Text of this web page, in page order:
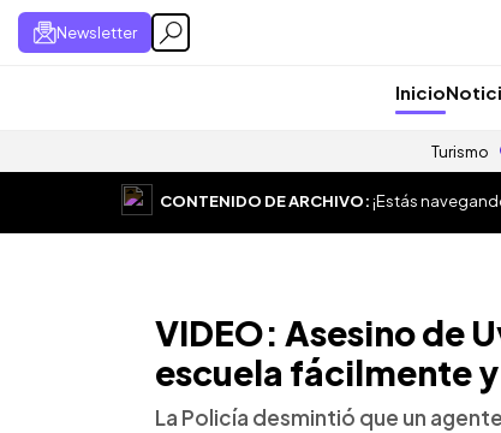
Newsletter
Inicio
Turismo
CONTENIDO DE ARCHIVO:¡Estás
VIDEO: Asesino de
escuela fácilmente
La Policía desmintió que un